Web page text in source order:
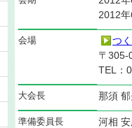
2012
会場
つ
〒
TEL：
大会長 那須
準備委員長 河相